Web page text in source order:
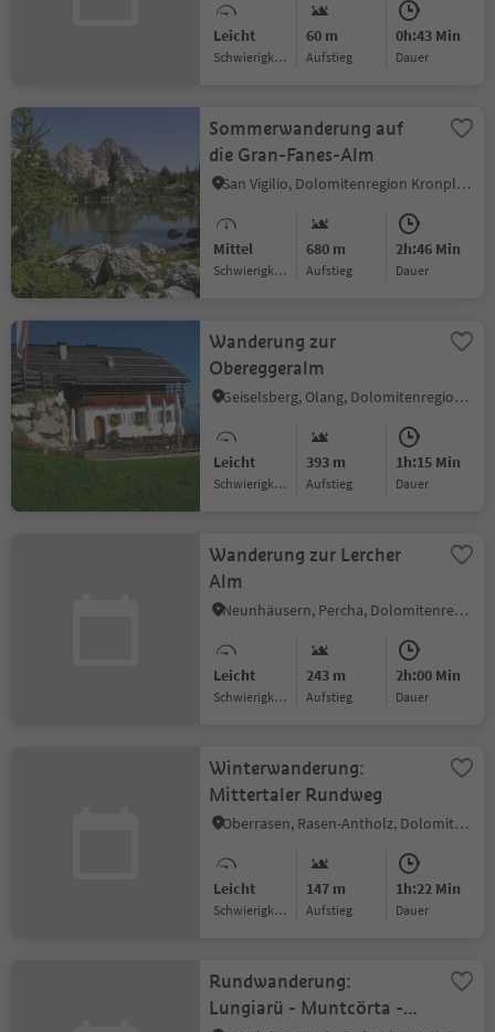
Leicht
Schwierigkeitsgrad
60 m
Aufstieg
0h:43 Min
Dauer
Sommerwanderung auf
die Gran-Fanes-Alm
San Vigilio, Dolomitenregion Kronplatz
Mittel
Schwierigkeitsgrad
680 m
Aufstieg
2h:46 Min
Dauer
Wanderung zur
Obereggeralm
Geiselsberg, Olang, Dolomitenregion Kronplatz
Leicht
Schwierigkeitsgrad
393 m
Aufstieg
1h:15 Min
Dauer
Wanderung zur Lercher
Alm
Neunhäusern, Percha, Dolomitenregion Kronplatz
Leicht
Schwierigkeitsgrad
243 m
Aufstieg
2h:00 Min
Dauer
Winterwanderung:
Mittertaler Rundweg
Oberrasen, Rasen-Antholz, Dolomitenregion Kronplatz
Leicht
Schwierigkeitsgrad
147 m
Aufstieg
1h:22 Min
Dauer
Rundwanderung:
Lungiarü - Muntcörta -